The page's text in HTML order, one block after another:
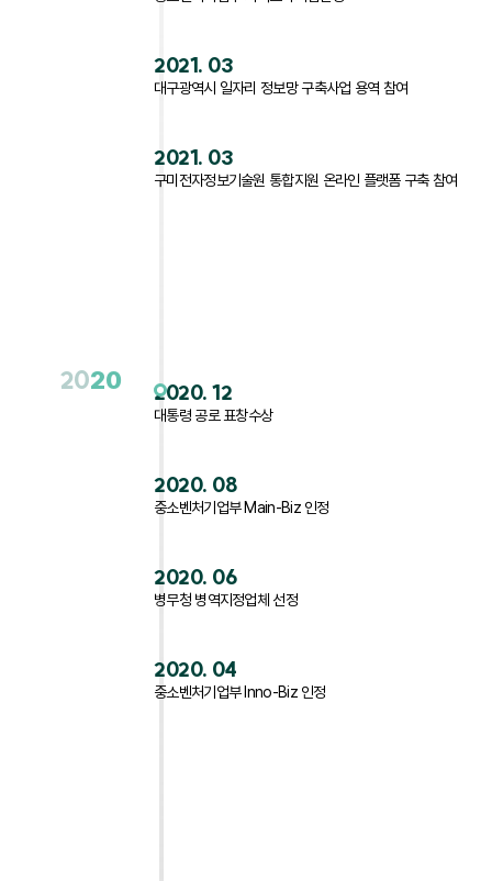
2021. 03
대구광역시 일자리 정보망 구축사업 용역 참여
2021. 03
구미전자정보기술원 통합지원 온라인 플랫폼 구축 참여
2020 2020. 12
대통령 공로 표창수상
2020. 08
중소벤처기업부 Main-Biz 인정
2020. 06
병무청 병역지정업체 선정
2020. 04
중소벤처기업부 Inno-Biz 인정